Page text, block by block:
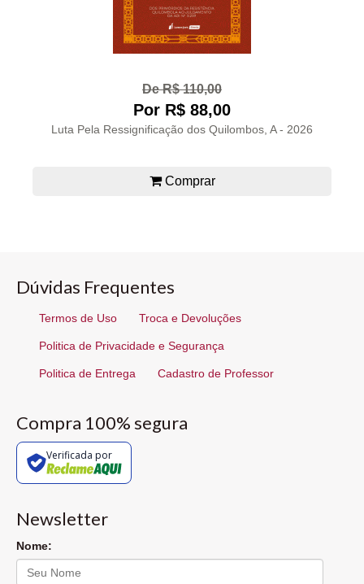
De R$ 110,00
Por R$ 88,00
Luta Pela Ressignificação dos Quilombos, A - 2026
Comprar
Dúvidas Frequentes
Termos de Uso Troca e Devoluções
Politica de Privacidade e Segurança
Politica de Entrega Cadastro de Professor
Compra 100% segura
Verificada por
Newsletter
Nome: